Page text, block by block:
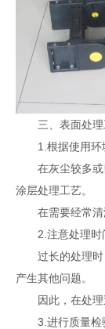
三、表面处理
1.根据使用环
在灰尘较多或
涂层处理工艺。
在需要经常清
2.注意处理时
过长的处理时
产生其他问题。
因此，在处理过
3.进行质量检